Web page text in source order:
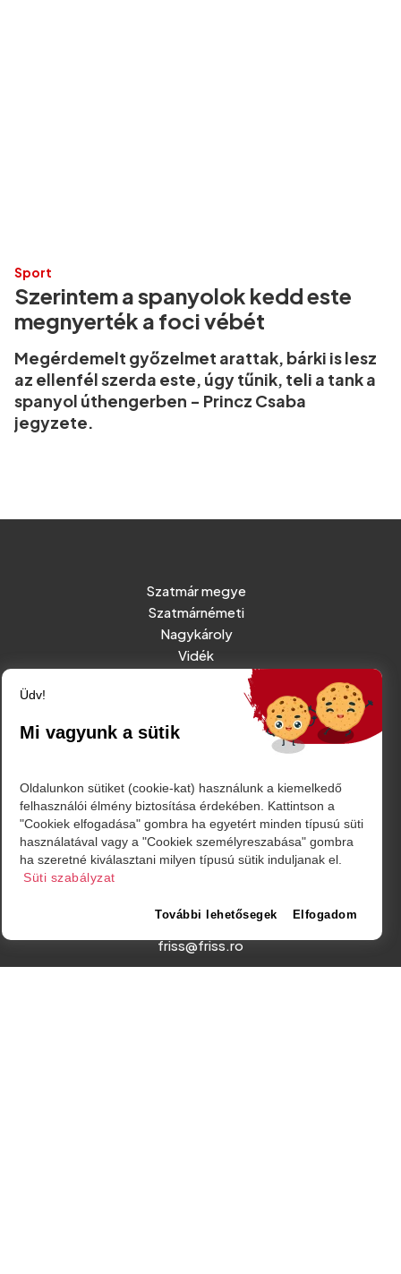
Sport
Szerintem a spanyolok kedd este
megnyerték a foci vébét
Megérdemelt győzelmet arattak, bárki is lesz
az ellenfél szerda este, úgy tűnik, teli a tank a
spanyol úthengerben - Princz Csaba
jegyzete.
Szatmár megye
Szatmárnémeti
Nagykároly
Vidék
RÓLUNK
IMPRESSZUM
ADATVÉDELMI TÁJÉKOZTATÓ
MÉDIAAJÁNLAT - REKLÁMOK
Amurgului utca 2. szám, Szatmárnémeti
friss@friss.ro
Üdv!
Mi vagyunk a sütik
Oldalunkon sütiket (cookie-kat) használunk a kiemelkedő
felhasználói élmény biztosítása érdekében. Kattintson a
"Cookiek elfogadása" gombra ha egyetért minden típusú süti
használatával vagy a "Cookiek személyreszabása" gombra
ha szeretné kiválasztani milyen típusú sütik induljanak el.
Süti szabályzat
További lehetősegek Elfogadom